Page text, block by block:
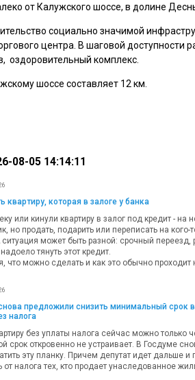
от Калужского шоссе, в долине
социально значимой
центра. В шаговой доступности
оздоровительный комплекс.
шоссе составляет 12 км.
08-05 14:14:11
квартиру, которая в залоге у банка
или кинули квартиру в залог под кредит - на
но продать, подарить или переписать на
ситуация может быть разной: срочный
тянуть этот кредит.
что можно сделать и как это обычно проходит
предложили снизить минимальный срок
налога
без уплаты налога сейчас можно только
срок откровенно не устраивает. В Госдуме
эту планку. Причем депутат идет дальше и
от налога тех, кто продает унаследованное